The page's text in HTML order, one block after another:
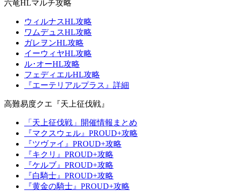
六竜HLマルチ攻略
ウィルナスHL攻略
ワムデュスHL攻略
ガレヲンHL攻略
イーウィヤHL攻略
ル･オーHL攻略
フェディエルHL攻略
『エーテリアルプラス』詳細
高難易度クエ『天上征伐戦』
「天上征伐戦」開催情報まとめ
『マクスウェル』PROUD+攻略
『ツヴァイ』PROUD+攻略
『キクリ』PROUD+攻略
『ケルブ』PROUD+攻略
『白騎士』PROUD+攻略
『黄金の騎士』PROUD+攻略